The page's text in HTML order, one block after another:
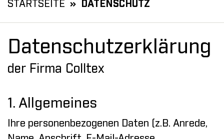
STARTSEITE DATENSCHUTZ
Datenschutzerklärung
der Firma Colltex
1. Allgemeines
Ihre personenbezogenen Daten (z.B. Anrede,